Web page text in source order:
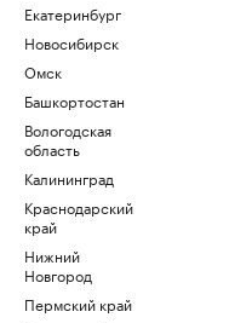
Екатеринбург
Новосибирск
Омск
Башкортостан
Вологодская
область
Калининград
Краснодарский
край
Нижний
Новгород
Пермский край